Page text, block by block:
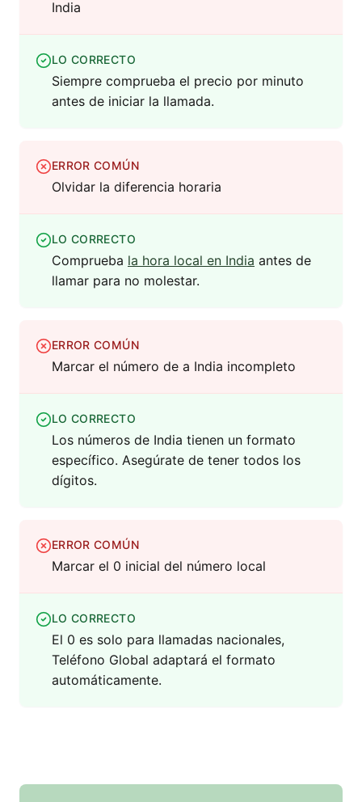
India
LO CORRECTO
Siempre comprueba el precio por minuto
antes de iniciar la llamada.
ERROR COMÚN
Olvidar la diferencia horaria
LO CORRECTO
Comprueba la hora local en India antes de
llamar para no molestar.
ERROR COMÚN
Marcar el número de a India incompleto
LO CORRECTO
Los números de India tienen un formato
específico. Asegúrate de tener todos los
dígitos.
ERROR COMÚN
Marcar el 0 inicial del número local
LO CORRECTO
El 0 es solo para llamadas nacionales,
Teléfono Global adaptará el formato
automáticamente.